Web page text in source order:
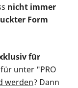
nicht immer
Form
für
unter "PRO
werden? Dann